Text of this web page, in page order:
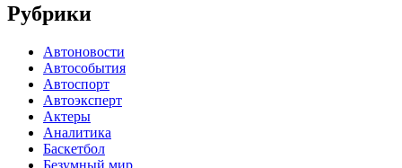
Рубрики
Автоновости
Автособытия
Автоспорт
Автоэксперт
Актеры
Аналитика
Баскетбол
Безумный мир